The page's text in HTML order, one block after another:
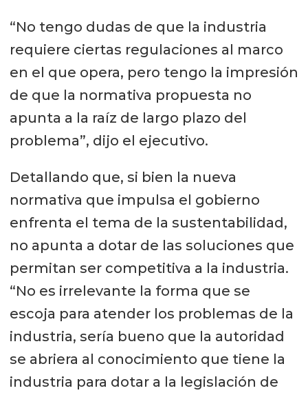
“No tengo dudas de que la industria
requiere ciertas regulaciones al marco
en el que opera, pero tengo la impresión
de que la normativa propuesta no
apunta a la raíz de largo plazo del
problema”, dijo el ejecutivo.
Detallando que, si bien la nueva
normativa que impulsa el gobierno
enfrenta el tema de la sustentabilidad,
no apunta a dotar de las soluciones que
permitan ser competitiva a la industria.
“No es irrelevante la forma que se
escoja para atender los problemas de la
industria, sería bueno que la autoridad
se abriera al conocimiento que tiene la
industria para dotar a la legislación de